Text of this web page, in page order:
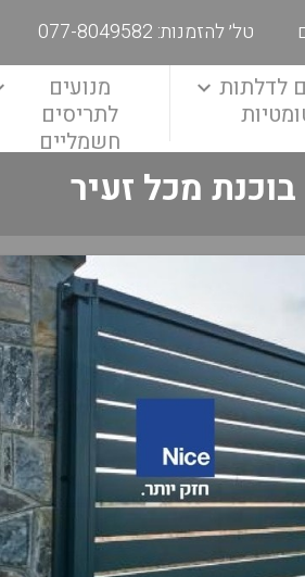
טל׳ להזמנות: 077-8049582
לדלתות
מנועים
לתריסים
חשמליים
בוכנת מכל זעיר
7 מ'.